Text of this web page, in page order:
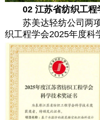
02 江苏省纺织工
苏美达轻纺公司两
织工程学会2025年度科